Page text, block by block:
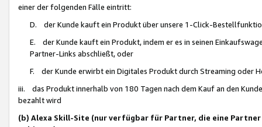
einer der folgenden Fälle eintritt:
D. der Kunde kauft ein Produkt über unsere 1-Click-
E. der Kunde kauft ein Produkt, indem er es in seinen
Partner-Links abschließt, oder
F. der Kunde erwirbt ein Digitales Produkt durch Streaming oder
iii. das Produkt innerhalb von 180 Tagen nach dem Kauf an den
bezahlt wird
(b) Alexa Skill-Site (nur verfügbar für Partner, die eine